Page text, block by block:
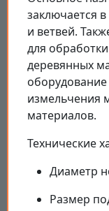
заключается
и ветвей.
для
деревянных
измельчения
материалов.
Технические
Диаметр
Размер